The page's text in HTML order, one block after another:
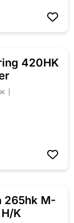
NYINKOMMEN
420HK
NYINKOMMEN
265hk M-
K